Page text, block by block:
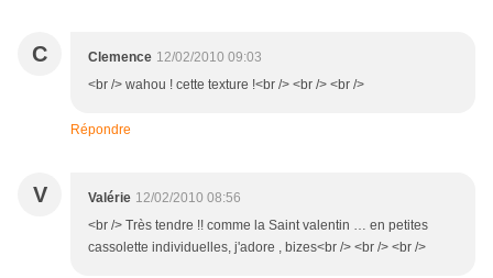
C Clemence 12/02/2010 09:03
<br /> wahou ! cette texture !<br /> <br /> <br />
Répondre
V Valérie 12/02/2010 08:56
<br /> Très tendre !! comme la Saint valentin … en petites
cassolette individuelles, j'adore , bizes<br /> <br /> <br />